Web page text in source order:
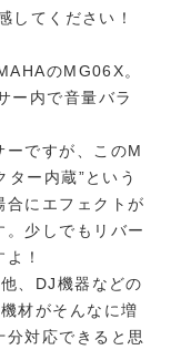
してください！
のMG06X。
ー内で音量バラ
ーですが、このM
ー内蔵”という
合にエフェクトが
少しでもリバー
！
、DJ機器などの
材がそんなに増
分対応できると思